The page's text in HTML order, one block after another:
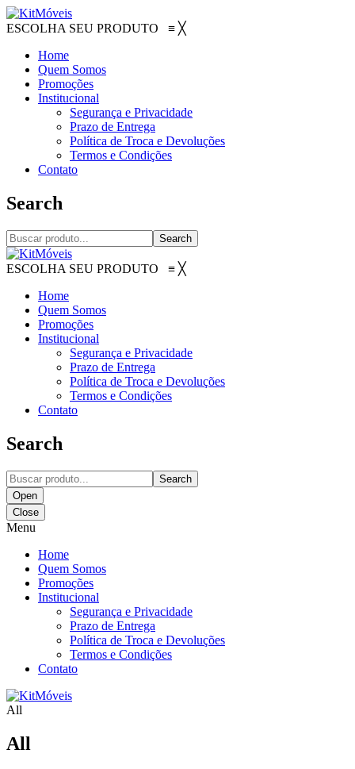
ESCOLHA SEU PRODUTO ≡ ╳
Home
Quem Somos
Promoções
Institucional
Segurança e Privacidade
Prazo de Entrega
Política de Troca e Devoluções
Termos e Condições
Contato
Search
Search
ESCOLHA SEU PRODUTO ≡ ╳
Home
Quem Somos
Promoções
Institucional
Segurança e Privacidade
Prazo de Entrega
Política de Troca e Devoluções
Termos e Condições
Contato
Search
Search
Open
Close
Menu
Home
Quem Somos
Promoções
Institucional
Segurança e Privacidade
Prazo de Entrega
Política de Troca e Devoluções
Termos e Condições
Contato
All
All